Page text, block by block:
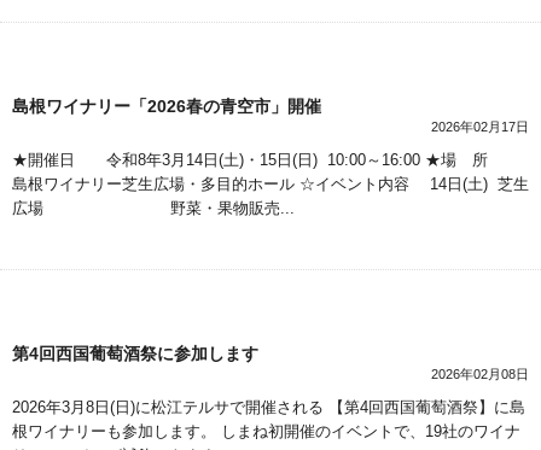
島根ワイナリー「2026春の青空市」開催
2026年02月17日
★開催日 令和8年3月14日(土)・15日(日) 10:00～16:00 ★場 所
島根ワイナリー芝生広場・多目的ホール ☆イベント内容 14日(土) 芝生
広場 野菜・果物販売...
第4回西国葡萄酒祭に参加します
2026年02月08日
2026年3月8日(日)に松江テルサで開催される 【第4回西国葡萄酒祭】に島
根ワイナリーも参加します。 しまね初開催のイベントで、19社のワイナ